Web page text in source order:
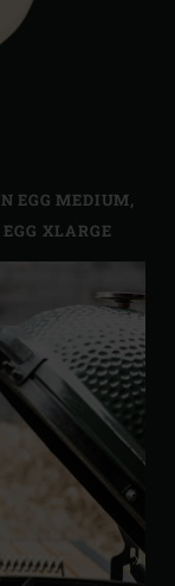
EGG MEDIUM,
XLARGE